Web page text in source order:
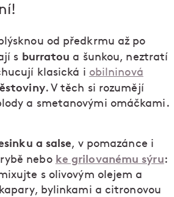
od předkrmu až po
s burratou a šunkou, neztratí
klasická i obilninová
. V těch si rozumějí
a smetanovými omáčkami.
a salse, v pomazánce i
nebo ke grilovanému sýru:
s olivovým olejem a
bylinkami a citronovou